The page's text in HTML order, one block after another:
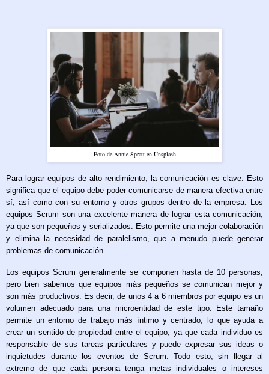
Foto de Annie Spratt en Unsplash
Para lograr equipos de alto rendimiento, la comunicación es clave. Esto
significa que el equipo debe poder comunicarse de manera efectiva entre
sí, así como con su entorno y otros grupos dentro de la empresa. Los
equipos Scrum son una excelente manera de lograr esta comunicación,
ya que son pequeños y serializados. Esto permite una mejor colaboración
y elimina la necesidad de paralelismo, que a menudo puede generar
problemas de comunicación.
Los equipos Scrum generalmente se componen hasta de 10 personas,
pero bien sabemos que equipos más pequeños se comunican mejor y
son más productivos. Es decir, de unos 4 a 6 miembros por equipo es un
volumen adecuado para una microentidad de este tipo. Este tamaño
permite un entorno de trabajo más íntimo y centrado, lo que ayuda a
crear un sentido de propiedad entre el equipo, ya que cada individuo es
responsable de sus tareas particulares y puede expresar sus ideas o
inquietudes durante los eventos de Scrum. Todo esto, sin llegar al
extremo de que cada persona tenga metas individuales o intereses